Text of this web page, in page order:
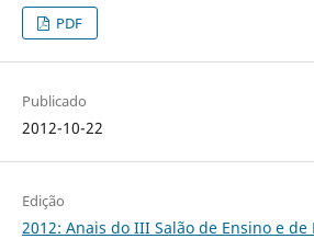
PDF
Publicado
2012-10-22
Edição
2012: Anais do III Salão de Ensino e de